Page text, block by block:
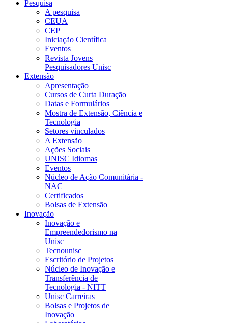
Pesquisa
A pesquisa
CEUA
CEP
Iniciação Científica
Eventos
Revista Jovens
Pesquisadores Unisc
Extensão
Apresentação
Cursos de Curta Duração
Datas e Formulários
Mostra de Extensão, Ciência e
Tecnologia
Setores vinculados
A Extensão
Ações Sociais
UNISC Idiomas
Eventos
Núcleo de Ação Comunitária -
NAC
Certificados
Bolsas de Extensão
Inovação
Inovação e
Empreendedorismo na
Unisc
Tecnounisc
Escritório de Projetos
Núcleo de Inovação e
Transferência de
Tecnologia - NITT
Unisc Carreiras
Bolsas e Projetos de
Inovação